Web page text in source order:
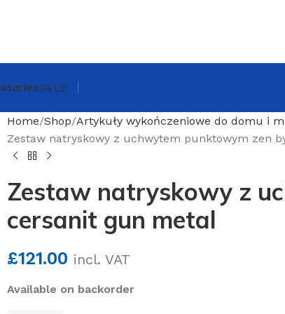
SALE
Home Shop Artykuły wykończeniowe do domu i
Zestaw natryskowy z uchwytem punktowym zen
Zestaw natryskowy z
cersanit gun metal
£121.00 incl. VAT
Available on backorder